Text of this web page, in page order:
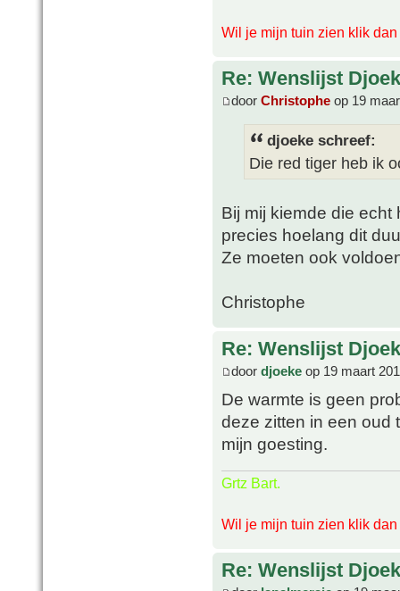
Wil je mijn tuin zien klik dan
Re: Wenslijst
door Christophe op 19
djoeke schreef:
Die red tiger heb ik
Bij mij kiemde die echt
precies hoelang dit
Ze moeten ook
Christophe
Re: Wenslijst
door djoeke op 19 maart
De warmte is geen
deze zitten in een oud
mijn goesting.
Grtz Bart.
Wil je mijn tuin zien klik dan
Re: Wenslijst